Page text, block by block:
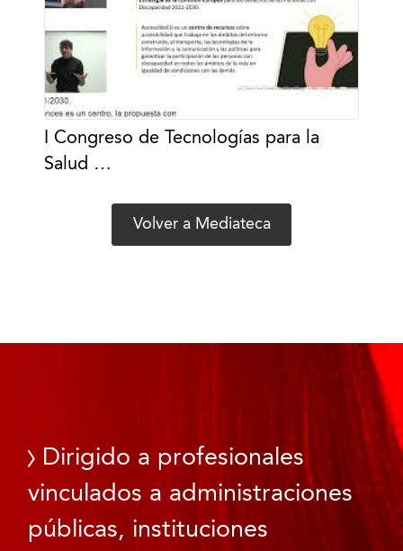
I Congreso de Tecnologías para la
Salud …
Volver a Mediateca
Dirigido a profesionales
vinculados a administraciones
públicas, instituciones